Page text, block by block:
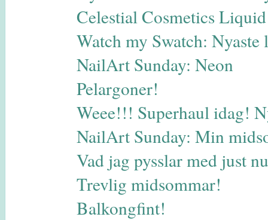
Celestial Cosmetics
Watch my Swatch: Nyaste
NailArt Sunday: Neon
Pelargoner!
Weee!!! Superhaul idag!
NailArt Sunday: Min
Vad jag pysslar med just
Trevlig midsommar!
Balkongfint!